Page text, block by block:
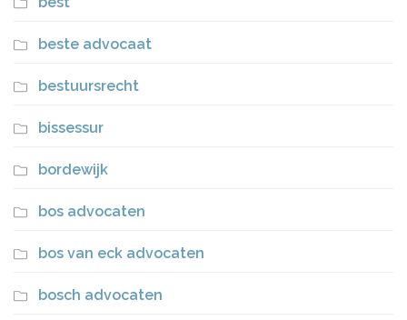
beste advocaat
bestuursrecht
bissessur
bordewijk
bos advocaten
bos van eck advocaten
bosch advocaten